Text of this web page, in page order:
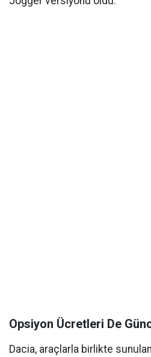
Opsiyon Ücretleri De
Dacia, araçlarla birlikte